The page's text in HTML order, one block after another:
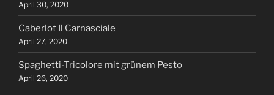
April 30, 2020
Caberlot Il Carnasciale
April 27, 2020
Spaghetti-Tricolore mit grünem Pesto
April 26, 2020